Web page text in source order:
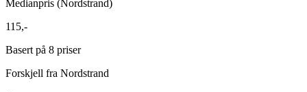
Medianpris (Nordstrand)
115,-
Basert på 8 priser
Forskjell fra Nordstrand